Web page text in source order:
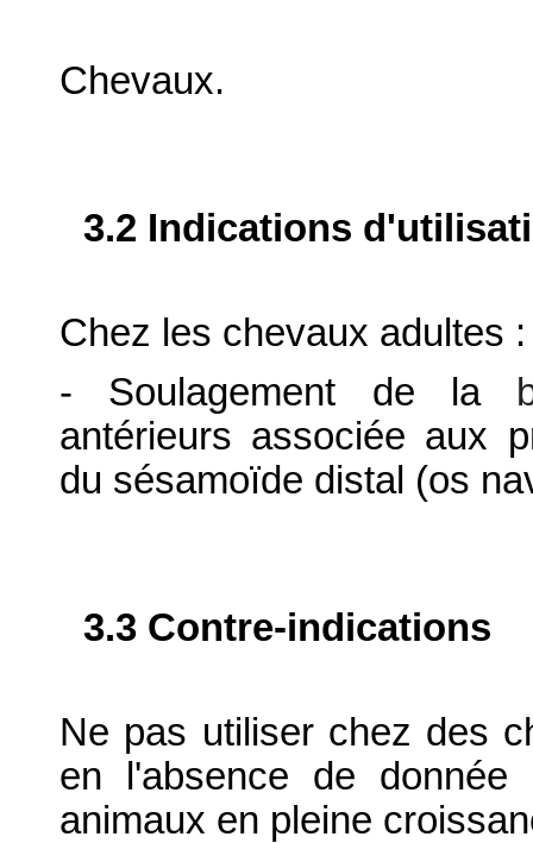
Chevaux.
3.2 Indications
Chez les chevaux adultes :
- Soulagement de la
antérieurs associée aux
du sésamoïde distal (os
3.3 Contre-indications
Ne pas utiliser chez des
en l'absence de donnée
animaux en pleine